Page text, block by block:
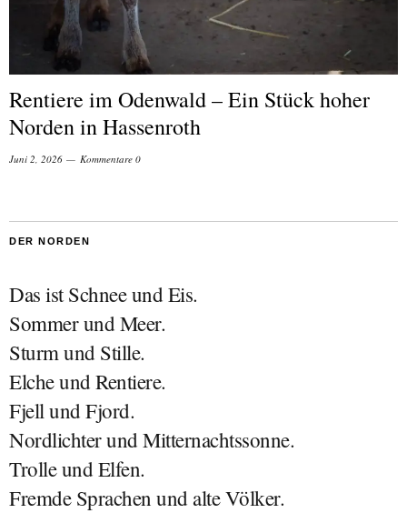
Rentiere im Odenwald – Ein Stück hoher
Norden in Hassenroth
Juni 2, 2026 Kommentare 0
DER NORDEN
Das ist Schnee und Eis.
Sommer und Meer.
Sturm und Stille.
Elche und Rentiere.
Fjell und Fjord.
Nordlichter und Mitternachtssonne.
Trolle und Elfen.
Fremde Sprachen und alte Völker.